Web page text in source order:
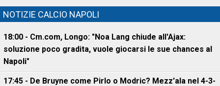
NOTIZIE CALCIO NAPOLI
18:00 - Cm.com, Longo: "Noa Lang chiude all'Ajax:
soluzione poco gradita, vuole giocarsi le sue chances al
Napoli"
17:45 - De Bruyne come Pirlo o Modric? Mezz'ala nel 4-3-